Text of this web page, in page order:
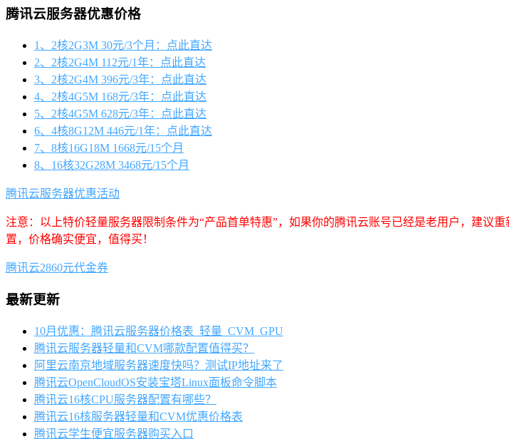
腾讯云服务器优惠价格
1、2核2G3M 30元/3个月：点此直达
2、2核2G4M 112元/1年：点此直达
3、2核2G4M 396元/3年：点此直达
4、2核4G5M 168元/3年：点此直达
5、2核4G5M 628元/3年：点此直达
6、4核8G12M 446元/1年：点此直达
7、8核16G18M 1668元/15个月
8、16核32G28M 3468元/15个月
腾讯云服务器优惠活动
注意：以上特价轻量服务器限制条件为“产品首单特惠”，如果你的腾讯云账号已经是老用户，建议重
置，价格确实便宜，值得买！
腾讯云2860元代金券
最新更新
10月优惠：腾讯云服务器价格表_轻量_CVM_GPU
腾讯云服务器轻量和CVM哪款配置值得买？
阿里云南京地域服务器速度快吗？测试IP地址来了
腾讯云OpenCloudOS安装宝塔Linux面板命令脚本
腾讯云16核CPU服务器配置有哪些？
腾讯云16核服务器轻量和CVM优惠价格表
腾讯云学生便宜服务器购买入口